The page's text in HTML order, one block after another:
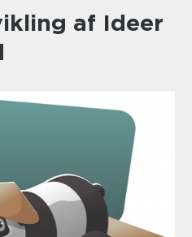
af Ideer